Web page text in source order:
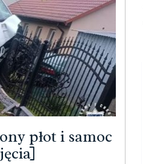
płot i samoc